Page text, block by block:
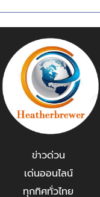
ข่าวด่วน
เด่นออนไลน์
ทุกทิศทั่วไทย